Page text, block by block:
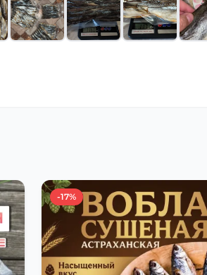
-17%